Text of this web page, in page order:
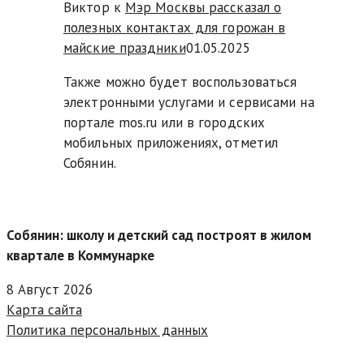
Виктор к Мэр Москвы рассказал о
полезных контактах для горожан в
майские праздники01.05.2025
Также можно будет воспользоваться
электронными услугами и сервисами на
портале mos.ru или в городских
мобильных приложениях, отметил
Собянин.
Собянин: школу и детский сад построят в жилом
квартале в Коммунарке
8 Август 2026
Карта сайта
Политика персональных данных